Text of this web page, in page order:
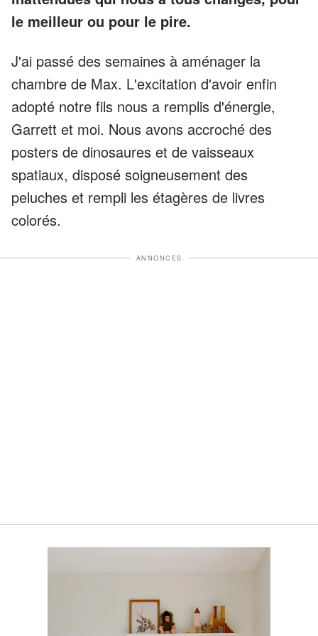
le meilleur ou pour le pire.
J'ai passé des semaines à aménager la
chambre de Max. L'excitation d'avoir enfin
adopté notre fils nous a remplis d'énergie,
Garrett et moi. Nous avons accroché des
posters de dinosaures et de vaisseaux
spatiaux, disposé soigneusement des
peluches et rempli les étagères de livres
colorés.
ANNONCES